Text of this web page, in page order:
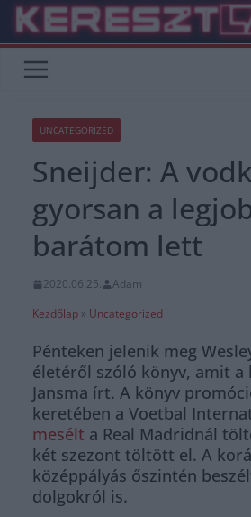
Skip
content
UNCATEGORIZED
Sneijder: A
gyorsan a
barátom lett
2020.06.25.
Adam
Kezdőlap » Uncategorized
Pénteken jelenik meg
életéről szóló könyv, amit a
Jansma írt. A könyv
keretében a Voetbal
mesélt a Real Madridnál
két szezont töltött el. A
középpályás őszintén
dolgokról is.